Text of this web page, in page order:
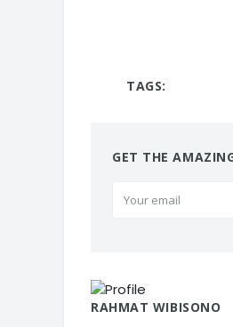
TAGS:
GET THE
RAHMAT WIBISONO